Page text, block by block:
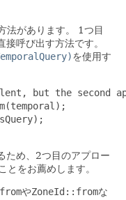
法があります。
1つ目
呼び出す方法です。
を使用す
but the second
ため、2つ目のアプロー
とをお薦めします。
やZoneId::fromな